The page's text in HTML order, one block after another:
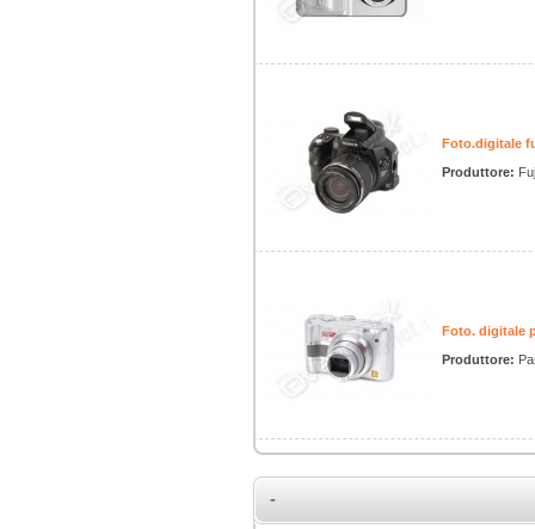
Foto.digitale
Produttore:
Foto. digitale
Produttore:
-